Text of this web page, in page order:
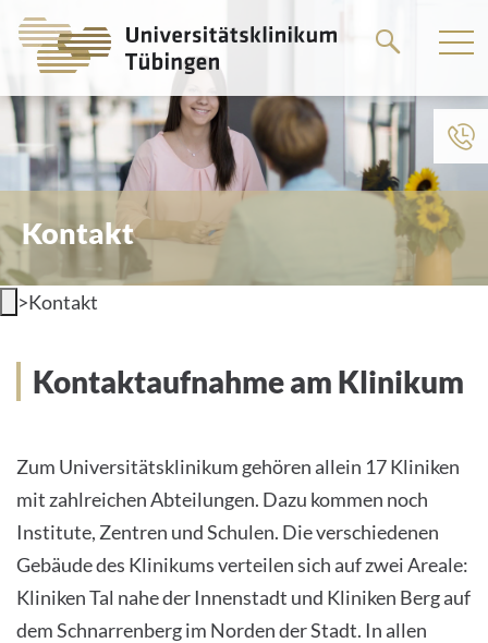
zum
Kontakt
>Kontakt
Kontaktaufnahme am Klinikum
Zum Universitätsklinikum gehören allein 17 Kliniken
mit zahlreichen Abteilungen. Dazu kommen noch
Institute, Zentren und Schulen. Die verschiedenen
Gebäude des Klinikums verteilen sich auf zwei Areale:
Kliniken Tal nahe der Innenstadt und Kliniken Berg auf
dem Schnarrenberg im Norden der Stadt. In allen